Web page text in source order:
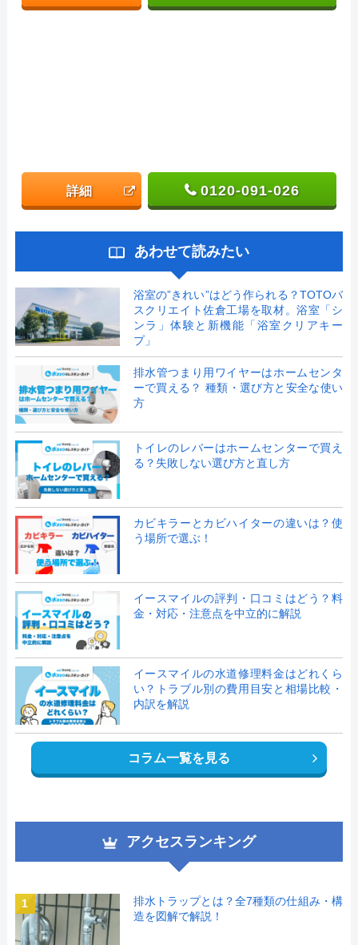
詳細 0120-091-026
あわせて読みたい
浴室の”きれい”はどう作られる？TOTOバ
スクリエイト佐倉工場を取材。浴室「シ
ンラ」体験と新機能「浴室クリアキー
プ」
排水管つまり用ワイヤーはホームセンタ
ーで買える？ 種類・選び方と安全な使い
方
トイレのレバーはホームセンターで買え
る？失敗しない選び方と直し方
カビキラーとカビハイターの違いは？使
う場所で選ぶ！
イースマイルの評判・口コミはどう？料
金・対応・注意点を中立的に解説
イースマイルの水道修理料金はどれくら
い？トラブル別の費用目安と相場比較・
内訳を解説
コラム一覧を見る
アクセスランキング
1
排水トラップとは？全7種類の仕組み・構
造を図解で解説！